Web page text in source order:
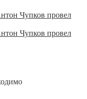
Чупков провел
Чупков провел